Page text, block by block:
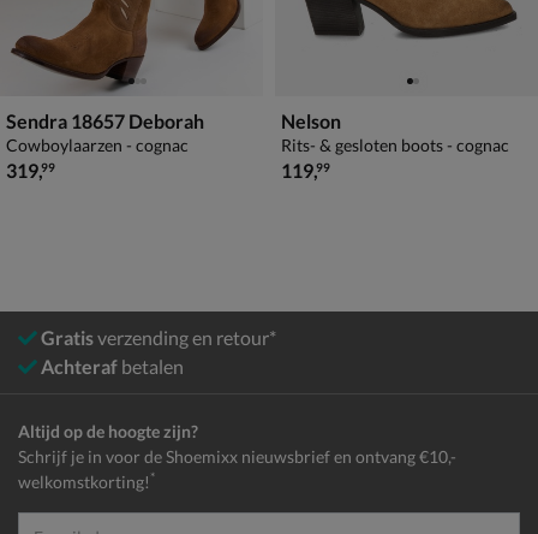
Sendra 18657 Deborah
Cowboylaarzen - cognac
€ 319,99
319,99
Nelson
Rits- & gesloten boots - cognac
€ 119,99
119,99
Gratisverzending en retour*
Achteraf betalen
Altijd op de hoogte zijn?
Schrijf je in voor de Shoemixx nieuwsbrief en ontvang €10,-
welkomstkorting! *